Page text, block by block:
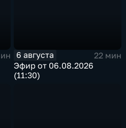
6 августа
22 мин
Эфир от 06.08.2026
(11:30)